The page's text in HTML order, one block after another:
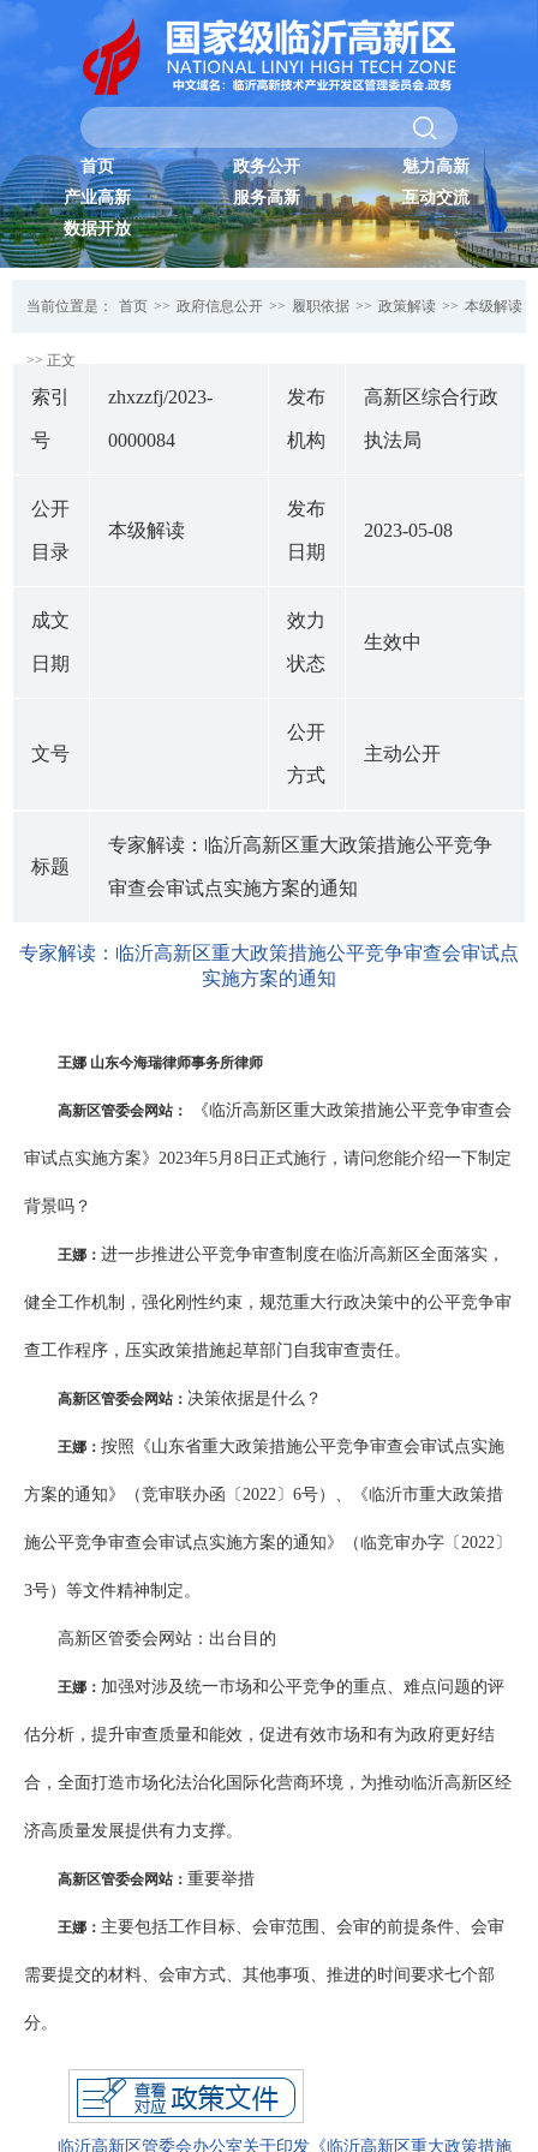
首页 政务公开
魅力高新
产业高新
服务高新
互动交流
数据开放
当前位置是： 首页 >> 政府信息公开 >> 履职依据 >> 政策解读 >> 本级解读
>> 正文
索引
号
zhxzzfj/2023-
0000084
发布
机构
高新区综合行政
执法局
公开
目录
本级解读
发布
日期
2023-05-08
成文
日期
效力
状态
生效中
文号
公开
方式
主动公开
标题
专家解读：临沂高新区重大政策措施公平竞争
审查会审试点实施方案的通知
专家解读：临沂高新区重大政策措施公平竞争审查会审试点
实施方案的通知
王娜 山东今海瑞律师事务所律师
高新区管委会网站： 《临沂高新区重大政策措施公平竞争审查会
审试点实施方案》2023年5月8日正式施行，请问您能介绍一下制定
背景吗？
王娜： 进一步推进公平竞争审查制度在临沂高新区全面落实，
健全工作机制，强化刚性约束，规范重大行政决策中的公平竞争审
查工作程序，压实政策措施起草部门自我审查责任。
高新区管委会网站： 决策依据是什么？
王娜： 按照《山东省重大政策措施公平竞争审查会审试点实施
方案的通知》（竞审联办函〔2022〕6号）、《临沂市重大政策措
施公平竞争审查会审试点实施方案的通知》（临竞审办字〔2022〕
3号）等文件精神制定。
高新区管委会网站：出台目的
王娜： 加强对涉及统一市场和公平竞争的重点、难点问题的评
估分析，提升审查质量和能效，促进有效市场和有为政府更好结
合，全面打造市场化法治化国际化营商环境，为推动临沂高新区经
济高质量发展提供有力支撑。
高新区管委会网站： 重要举措
王娜： 主要包括工作目标、会审范围、会审的前提条件、会审
需要提交的材料、会审方式、其他事项、推进的时间要求七个部
分。
临沂高新区管委会办公室关于印发《临沂高新区重大政策措施